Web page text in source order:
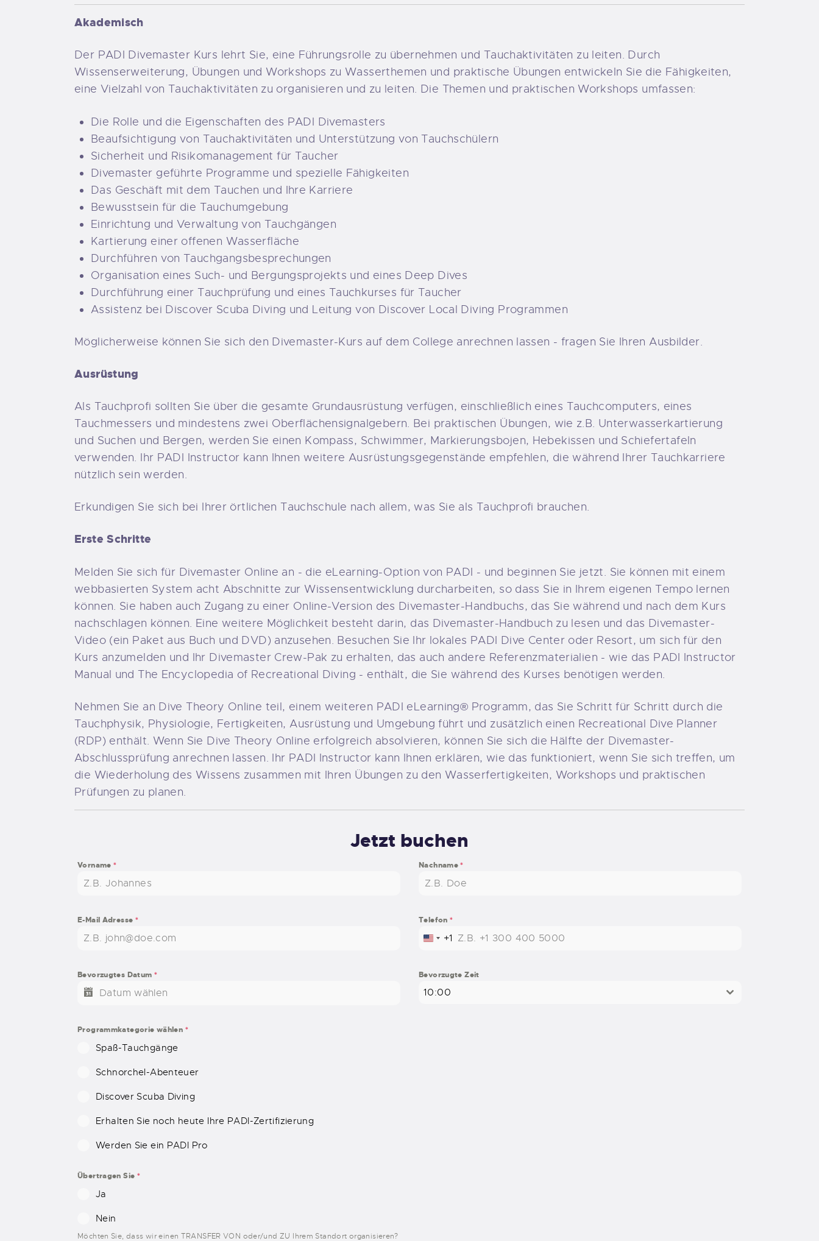
Akademisch
Der PADI Divemaster Kurs lehrt Sie, eine Führungsrolle zu übernehmen und Tauchaktivitäten zu leiten. Durch
Wissenserweiterung, Übungen und Workshops zu Wasserthemen und praktische Übungen entwickeln Sie die Fähigkeiten,
eine Vielzahl von Tauchaktivitäten zu organisieren und zu leiten. Die Themen und praktischen Workshops umfassen:
Die Rolle und die Eigenschaften des PADI Divemasters
Beaufsichtigung von Tauchaktivitäten und Unterstützung von Tauchschülern
Sicherheit und Risikomanagement für Taucher
Divemaster geführte Programme und spezielle Fähigkeiten
Das Geschäft mit dem Tauchen und Ihre Karriere
Bewusstsein für die Tauchumgebung
Einrichtung und Verwaltung von Tauchgängen
Kartierung einer offenen Wasserfläche
Durchführen von Tauchgangsbesprechungen
Organisation eines Such- und Bergungsprojekts und eines Deep Dives
Durchführung einer Tauchprüfung und eines Tauchkurses für Taucher
Assistenz bei Discover Scuba Diving und Leitung von Discover Local Diving Programmen
Möglicherweise können Sie sich den Divemaster-Kurs auf dem College anrechnen lassen - fragen Sie Ihren Ausbilder.
Ausrüstung
Als Tauchprofi sollten Sie über die gesamte Grundausrüstung verfügen, einschließlich eines Tauchcomputers, eines
Tauchmessers und mindestens zwei Oberflächensignalgebern. Bei praktischen Übungen, wie z.B. Unterwasserkartierung
und Suchen und Bergen, werden Sie einen Kompass, Schwimmer, Markierungsbojen, Hebekissen und Schiefertafeln
verwenden. Ihr PADI Instructor kann Ihnen weitere Ausrüstungsgegenstände empfehlen, die während Ihrer Tauchkarriere
nützlich sein werden.
Erkundigen Sie sich bei Ihrer örtlichen Tauchschule nach allem, was Sie als Tauchprofi brauchen.
Erste Schritte
Melden Sie sich für Divemaster Online an - die eLearning-Option von PADI - und beginnen Sie jetzt. Sie können mit einem
webbasierten System acht Abschnitte zur Wissensentwicklung durcharbeiten, so dass Sie in Ihrem eigenen Tempo lernen
können. Sie haben auch Zugang zu einer Online-Version des Divemaster-Handbuchs, das Sie während und nach dem Kurs
nachschlagen können. Eine weitere Möglichkeit besteht darin, das Divemaster-Handbuch zu lesen und das Divemaster-
Video (ein Paket aus Buch und DVD) anzusehen. Besuchen Sie Ihr lokales PADI Dive Center oder Resort, um sich für den
Kurs anzumelden und Ihr Divemaster Crew-Pak zu erhalten, das auch andere Referenzmaterialien - wie das PADI Instructor
Manual und The Encyclopedia of Recreational Diving - enthält, die Sie während des Kurses benötigen werden.
Nehmen Sie an Dive Theory Online teil, einem weiteren PADI eLearning® Programm, das Sie Schritt für Schritt durch die
Tauchphysik, Physiologie, Fertigkeiten, Ausrüstung und Umgebung führt und zusätzlich einen Recreational Dive Planner
(RDP) enthält. Wenn Sie Dive Theory Online erfolgreich absolvieren, können Sie sich die Hälfte der Divemaster-
Abschlussprüfung anrechnen lassen. Ihr PADI Instructor kann Ihnen erklären, wie das funktioniert, wenn Sie sich treffen, um
die Wiederholung des Wissens zusammen mit Ihren Übungen zu den Wasserfertigkeiten, Workshops und praktischen
Prüfungen zu planen.
Jetzt buchen
Vorname* Nachname*
E-Mail Adresse * Telefon*
UNITED STATES +1
+1
Bevorzugtes Datum * Bevorzugte Zeit
10:00
Programmkategorie wählen *
Spaß-Tauchgänge
Schnorchel-Abenteuer
Discover Scuba Diving
Erhalten Sie noch heute Ihre PADI-Zertifizierung
Werden Sie ein PADI Pro
Übertragen Sie *
Ja
Nein
Möchten Sie, dass wir einen TRANSFER VON oder/und ZU Ihrem Standort organisieren?